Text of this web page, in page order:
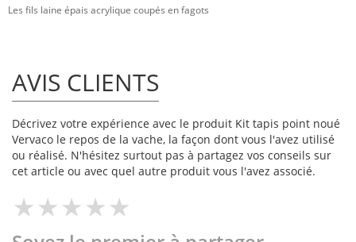
Les fils laine épais acrylique coupés en fagots
AVIS CLIENTS
Décrivez votre expérience avec le produit Kit tapis point noué
Vervaco le repos de la vache, la façon dont vous l'avez utilisé
ou réalisé. N'hésitez surtout pas à partagez vos conseils sur
cet article ou avec quel autre produit vous l'avez associé.